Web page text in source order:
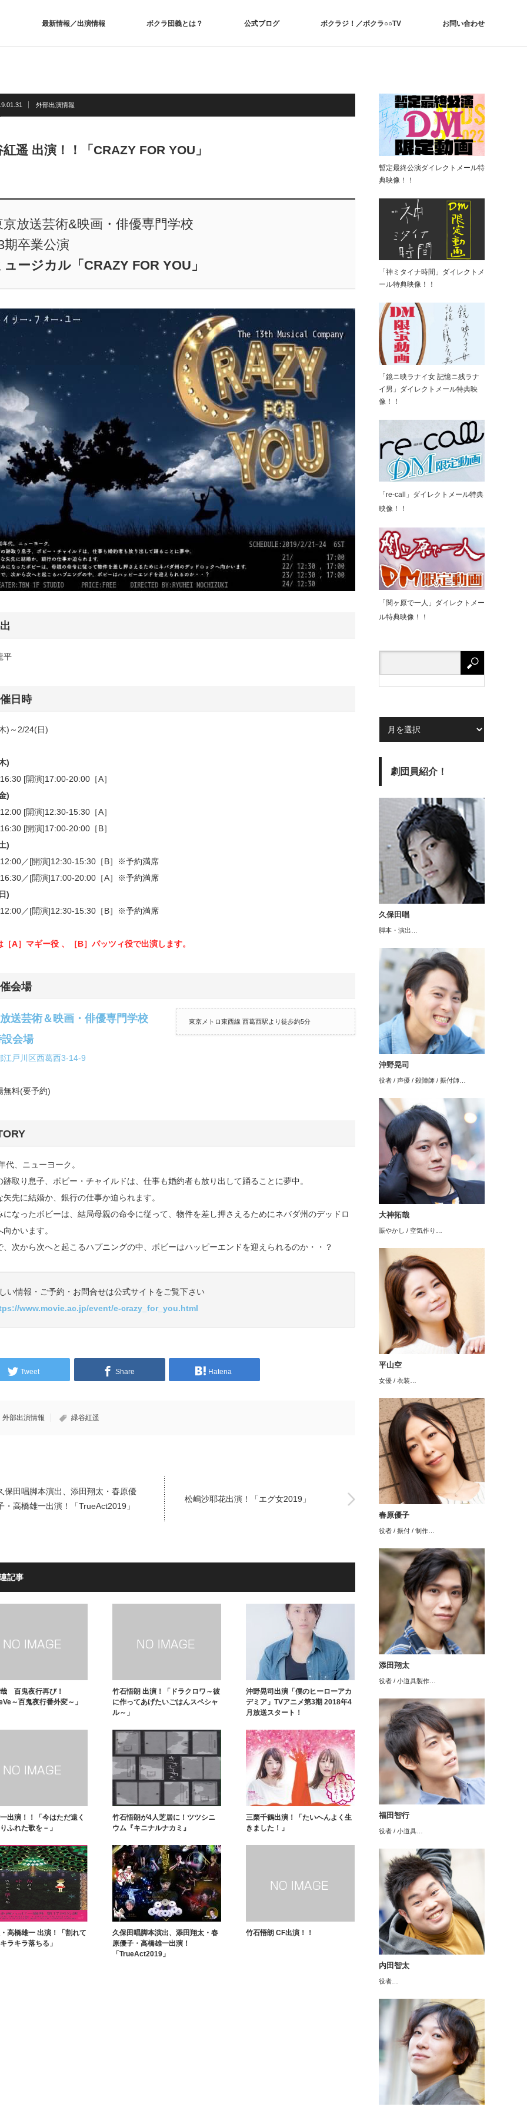
最新情報／出演情報 ボクラ団義とは？ 公式ブログ ボクラジ！／ボクラ○○TV お問い合わせ
外部出演情報
紅遥 出演！！「CRAZY FOR YOU」
京放送芸術&映画・俳優専門学校
期卒業公演
ュージカル「CRAZY FOR YOU」
平
日時
)～2/24(日)
)
[開演]17:00-20:00［A］
)
[開演]12:30-15:30［A］
[開演]17:00-20:00［B］
)
／[開演]12:30-15:30［B］※予約満席
／[開演]17:00-20:00［A］※予約満席
)
／[開演]12:30-15:30［B］※予約満席
［A］マギー役 、［B］パッツィ役で出演します。
会場
送芸術＆映画・俳優専門学校
会場
江戸川区西葛西3-14-9
東京メトロ東西線 西葛西駅より徒歩約5分
料(要予約)
代、ニューヨーク。
跡取り息子、ボビー・チャイルドは、仕事も婚約者も放り出して踊ることに夢中。
矢先に結婚か、銀行の仕事か迫られます。
になったボビーは、結局母親の命令に従って、物件を差し押さえるためにネバダ州のデッドロ
向かいます。
、次から次へと起こるハプニングの中、ボビーはハッピーエンドを迎えられるのか・・？
い情報・ご予約・お問合せは公式サイトをご覧下さい
www.movie.ac.jp/event/e-crazy_for_you.html
Tweet Share Hatena
外部出演情報 緑谷紅遥
保田唱脚本演出、添田翔太・春原優
・高橋雄一出演！「TrueAct2019」
松嶋沙耶花出演！「エグ女2019」
記事
百鬼夜行再び！
～百鬼夜行番外変～」
竹石悟朗 出演！「ドラクロワ～彼
に作ってあげたいごはんスペシャ
ル～」
沖野晃司出演「僕のヒーローアカ
デミア」TVアニメ第3期 2018年4
月放送スタート！
出演！！「今はただ遠く
ふれた歌を－」
竹石悟朗が4人芝居に！ツツシニ
ウム『キニナルナカミ』
三栗千鶴出演！「たいへんよく生
きました！」
高橋雄一 出演！「割れて
ラキラ落ちる」
久保田唱脚本演出、添田翔太・春
原優子・高橋雄一出演！
「TrueAct2019」
竹石悟朗 CF出演！！
暫定最終公演ダイレクトメール特
典映像！！
「神ミタイナ時間」ダイレクトメ
ール特典映像！！
「鏡ニ映ラナイ女 記憶ニ残ラナ
イ男」ダイレクトメール特典映
像！！
「re-call」ダイレクトメール特典
映像！！
「関ヶ原で⼀⼈」ダイレクトメー
ル特典映像！！
劇団員紹介！
久保田唱
脚本・演出…
沖野晃司
役者 / 声優 / 殺陣師 / 振付師…
大神拓哉
賑やかし / 空気作り…
平山空
女優 / 衣装…
春原優子
役者 / 振付 / 制作…
添田翔太
役者 / 小道具製作…
福田智行
役者 / 小道具…
内田智太
役者…